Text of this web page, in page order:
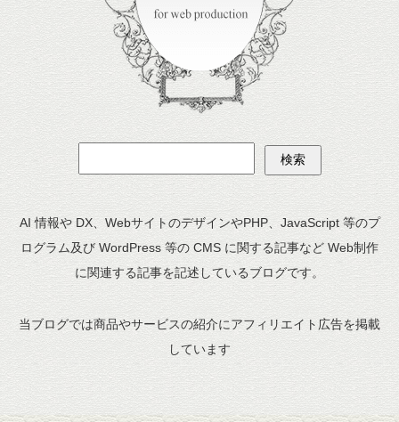
AI 情報や DX、WebサイトのデザインやPHP、JavaScript 等のプ
ログラム及び WordPress 等の CMS に関する記事など Web制作
に関連する記事を記述しているブログです。
当ブログでは商品やサービスの紹介にアフィリエイト広告を掲載
しています